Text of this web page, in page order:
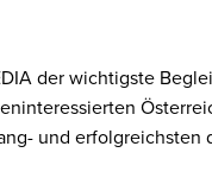
der wichtigste
und erfolgreichsten